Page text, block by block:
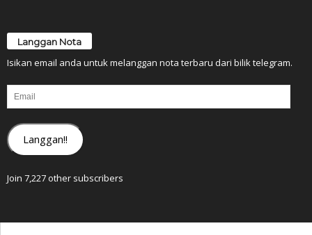
Langgan Nota
Isikan email anda untuk melanggan nota terbaru dari bilik telegram.
Email
Langgan!!
Join 7,227 other subscribers